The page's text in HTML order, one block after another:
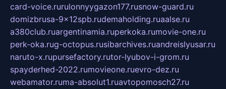
card-voice.rurulonnyygazon177.rusnow-guard.ru
domizbrusa-9x12spb.rudemaholding.ruaalse.ru
a380club.ruargentinamia.ruperkoka.rumovie-one.ru
perk-oka.rug-octopus.rusibarchives.ruandreislyusar.ru
naruto-x.rupursefactory.rutor-lyubov-i-grom.ru
spayderhed-2022.rumovieone.ruevro-dez.ru
webamator.ruma-absolut1.ruavtopomosch27.ru